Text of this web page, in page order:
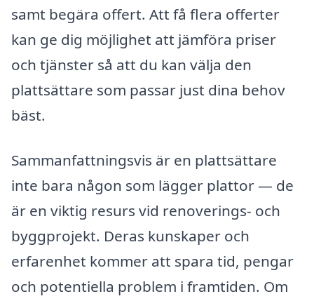
samt begära offert. Att få flera offerter
kan ge dig möjlighet att jämföra priser
och tjänster så att du kan välja den
plattsättare som passar just dina behov
bäst.
Sammanfattningsvis är en plattsättare
inte bara någon som lägger plattor — de
är en viktig resurs vid renoverings- och
byggprojekt. Deras kunskaper och
erfarenhet kommer att spara tid, pengar
och potentiella problem i framtiden. Om